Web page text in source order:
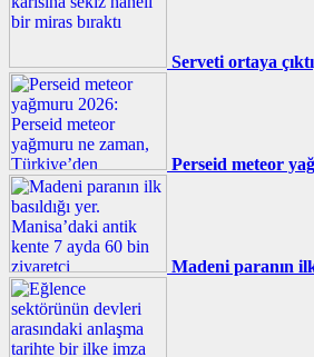
Serveti ortaya
Perseid meteor
Madeni paranın